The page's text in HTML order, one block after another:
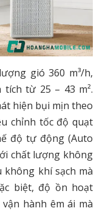
gió 360 m³/h,
từ 25 – 43 m².
hiện bụi mịn theo
chỉnh tốc độ quạt
độ tự động (Auto
chất lượng không
khí sạch mà
biệt, độ ồn hoạt
hành êm ái mà